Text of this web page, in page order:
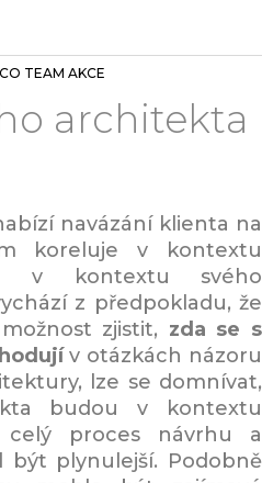
TEAM AKCE
architekta
navázání klienta na
koreluje v kontextu
v kontextu svého
z předpokladu, že
zjistit, zda se s
v otázkách názoru
lze se domnívat,
budou v kontextu
celý proces návrhu a
být plynulejší. Podobně